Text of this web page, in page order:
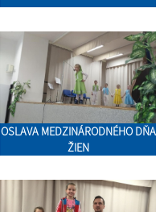
OSLAVA MEDZINÁRODNÉHO DŇA
ŽIEN